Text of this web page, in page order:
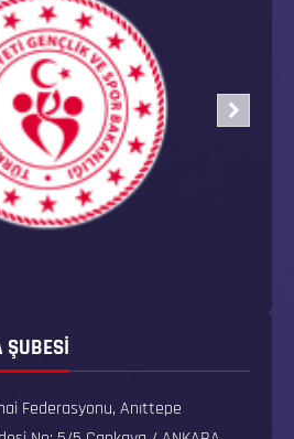
ŞUBESİ
Federasyonu, Anıttepe